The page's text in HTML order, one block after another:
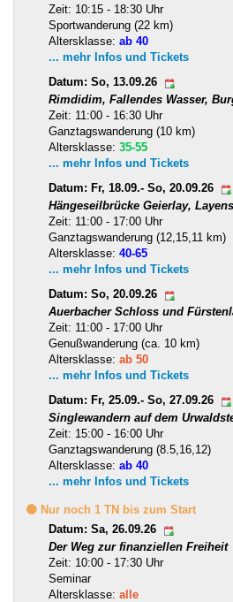
Zeit: 10:15 - 18:30 Uhr
Sportwanderung (22 km)
Altersklasse: ab 40
... mehr Infos und Tickets
Datum: So, 13.09.26
Rimdidim, Fallendes Wasser,
Zeit: 11:00 - 16:30 Uhr
Ganztagswanderung (10 km)
Altersklasse: 35-55
... mehr Infos und Tickets
Datum: Fr, 18.09.- So, 20.09.26
Hängeseilbrücke Geierlay,
Zeit: 11:00 - 17:00 Uhr
Ganztagswanderung (12,15,11 km)
Altersklasse: 40-65
... mehr Infos und Tickets
Datum: So, 20.09.26
Auerbacher Schloss und
Zeit: 11:00 - 17:00 Uhr
Genußwanderung (ca. 10 km)
Altersklasse: ab 50
... mehr Infos und Tickets
Datum: Fr, 25.09.- So, 27.09.26
Singlewandern auf dem
Zeit: 15:00 - 16:00 Uhr
Ganztagswanderung (8.5,16,12)
Altersklasse: ab 40
... mehr Infos und Tickets
🟡 Nur noch 1 TN bis zum Start
Datum: Sa, 26.09.26
Der Weg zur finanziellen Freiheit
Zeit: 10:00 - 17:30 Uhr
Seminar
Altersklasse: alle